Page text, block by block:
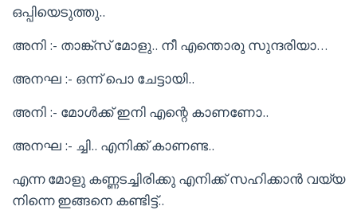
ഒപ്പിയെടുത്തു..
അനി :- താങ്ക്സ് മോളു.. നീ എന്തൊരു സുന്ദരിയാ…
അനഘ :- ഒന്ന് പൊ ചേട്ടായി..
അനി :- മോൾക്ക് ഇനി എന്റെ കാണണോ..
അനഘ :- ച്ചി.. എനിക്ക് കാണണ്ട..
എന്ന മോളു കണ്ണടച്ചിരിക്കു എനിക്ക് സഹിക്കാൻ വയ്യ
നിന്നെ ഇങ്ങനെ കണ്ടിട്ട്..